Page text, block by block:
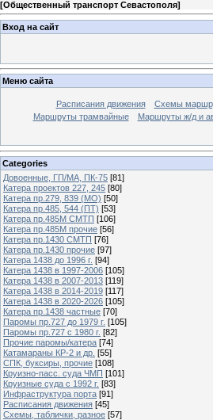
[Общественный транспорт Севастополя]
Вход на сайт
Меню сайта
Расписания движения Схемы
Маршруты трамвайные
Маршруты ж/д и
Categories
Довоенные, ГП/МА, ПК-75 [81]
Катера проектов 227, 245 [80]
Катера пр.279, 839 (МО) [50]
Катера пр.485, 544 (ПТ) [53]
Катера пр.485М СМТП [106]
Катера пр.485М прочие [56]
Катера пр.1430 СМТП [76]
Катера пр.1430 прочие [97]
Катера 1438 до 1996 г. [94]
Катера 1438 в 1997-2006 [105]
Катера 1438 в 2007-2013 [119]
Катера 1438 в 2014-2019 [117]
Катера 1438 в 2020-2026 [105]
Катера пр.1438 частные [70]
Паромы пр.727 до 1979 г. [105]
Паромы пр.727 с 1980 г. [82]
Прочие паромы/катера [74]
Катамараны КР-2 и др. [55]
СПК, буксиры, прочие [108]
Круизно-пасс. суда ЧМП [101]
Круизные суда с 1992 г. [83]
Инфраструктура порта [91]
Расписания движения [45]
Схемы, таблички, разное [57]